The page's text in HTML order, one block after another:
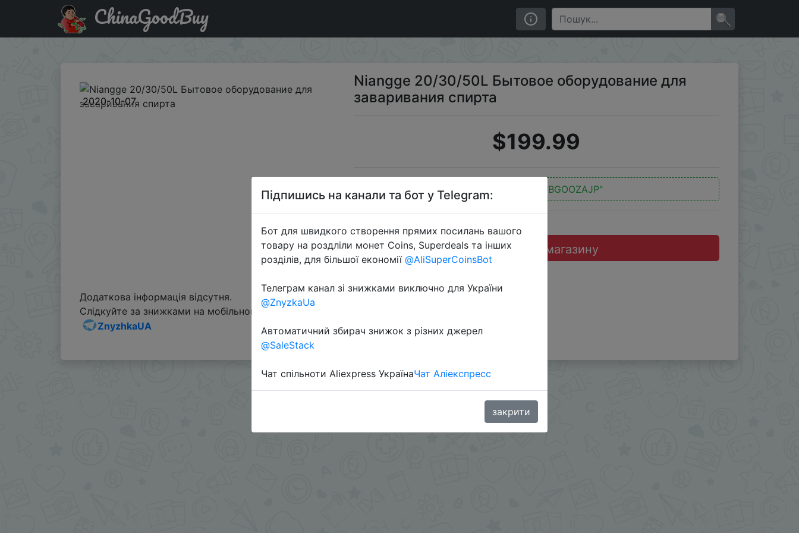
Придбати по знижці BGOOZAJP Niangge 20/30/50L Бытовое оборудование для заваривания спирта
ChinaGoodBuy
2020-10-07
Niangge 20/30/50L Бытовое оборудование для
заваривания спирта
$199.99
"BGOOZAJP"
Перейти до магазину
Додаткова інформація відсутня.
Слідкуйте за знижками на мобільному, в телеграм каналі:
ZnyzhkaUA
Підпишись на канали та бот у Telegram:
Бот для швидкого створення прямих посилань вашого
товару на роздліли монет Coins, Superdeals та інших
розділів, для більшої економії @AliSuperCoinsBot
Телеграм канал зі знижками виключно для України
@ZnyzkaUa
Автоматичний збирач знижок з різних джерел
@SaleStack
Чат спільноти Aliexpress УкраїнаЧат Аліекспресс
закрити